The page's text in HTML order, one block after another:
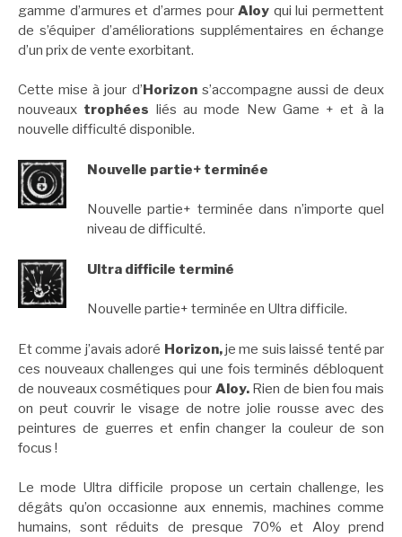
gamme d’armures et d’armes pourAloy qui lui permettent
de s’équiper d’améliorations supplémentaires en échange
d’un prix de vente exorbitant.
Cette mise à jour d’Horizons’accompagne aussi de deux
nouveaux trophées liés au mode New Game + et à la
nouvelle difficulté disponible.
Nouvelle partie+ terminée
Nouvelle partie+ terminée dans n’importe quel
niveau de difficulté.
Ultra difficile terminé
Nouvelle partie+ terminée en Ultra difficile.
Et comme j’avais adoré Horizon,je me suis laissé tenté par
ces nouveaux challenges qui une fois terminés débloquent
de nouveaux cosmétiques pour Aloy.Rien de bien fou mais
on peut couvrir le visage de notre jolie rousse avec des
peintures de guerres et enfin changer la couleur de son
focus !
Le mode Ultra difficile propose un certain challenge, les
dégâts qu’on occasionne aux ennemis, machines comme
humains, sont réduits de presque 70% et Aloy prend